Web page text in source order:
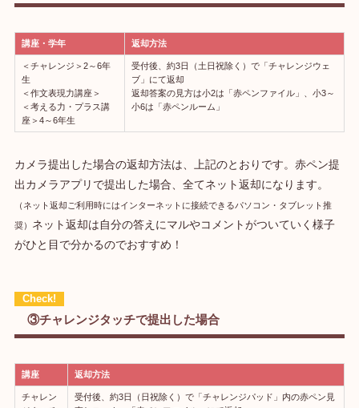
講座・学年 返却方法
＜チャレンジ＞2～6年
生
＜作文表現力講座＞
＜考える力・プラス講
座＞4～6年生
受付後、約3日（土日祝除く）で「チャレンジウェ
ブ」にて返却
返却答案の見方は小2は「赤ペンファイル」、小3～
小6は「赤ペンルーム」
カメラ提出した場合の返却方法は、上記のとおりです。赤ペン提
出カメラアプリで提出した場合、全てネット返却になります。
（ネット返却ご利用時にはインターネットに接続できるパソコン・タブレット推
奨） ネット返却は自分の答えにマルやコメントがついていく様子
がひと目で分かるのでおすすめ！
③チャレンジタッチで提出した場合
講座 返却方法
チャレン
受付後、約3日（日祝除く）で「チャレンジパッド」内の赤ペン見